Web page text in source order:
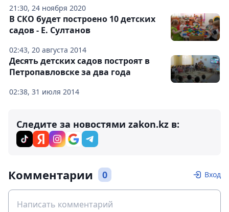
21:30, 24 ноября 2020
02:43, 20 августа 2014
В СКО будет построено 10 детских
садов - Е. Султанов
02:38, 31 июля 2014
Десять детских садов построят в
Петропавловске за два года
Следите за новостями zakon.kz в:
Комментарии 0 Вход